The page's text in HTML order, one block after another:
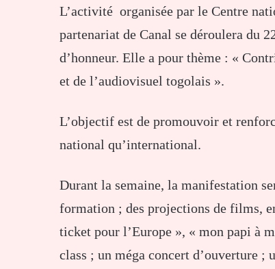
L’activité organisée par le Centre
partenariat de Canal se déroulera du
d’honneur. Elle a pour thème : «
et de l’audiovisuel togolais ».
L’objectif est de promouvoir et
national qu’international.
Durant la semaine, la manifestation
formation ; des projections de films,
ticket pour l’Europe », « mon papi à
class ; un méga concert d’ouverture